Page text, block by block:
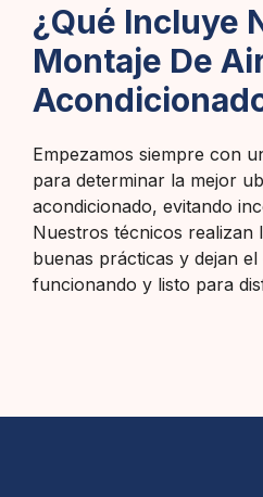
¿Qué Incluye
Montaje De
Empezamos siempre con
para determinar la mejor
acondicionado, evitando
Nuestros técnicos realizan
buenas prácticas y dejan
funcionando y listo para